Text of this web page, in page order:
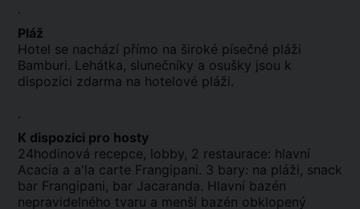
.
Pláž
Hotel se nachází přímo na široké písečné pláži
Bamburi. Lehátka, slunečníky a osušky jsou k
dispozici zdarma na hotelové pláži.
.
K dispozici pro hosty
24hodinová recepce, lobby, 2 restaurace: hlavní
Acacia a a'la carte Frangipani. 3 bary: na pláži, snack
bar Frangipani, bar Jacaranda. Hlavní bazén
nepravidelného tvaru a menší bazén obklopený